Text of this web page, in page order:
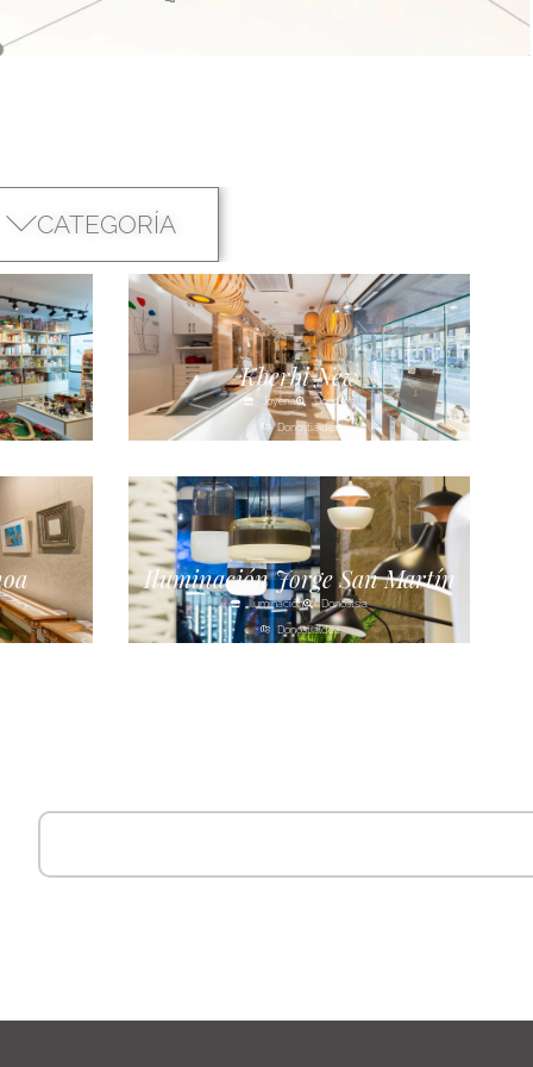
CATEGORÍA
Kberbi New
Joyería Donostia
Donostialdea
Iluminación Jorge San Martín
Iluminación Donostsia
Donostialdea